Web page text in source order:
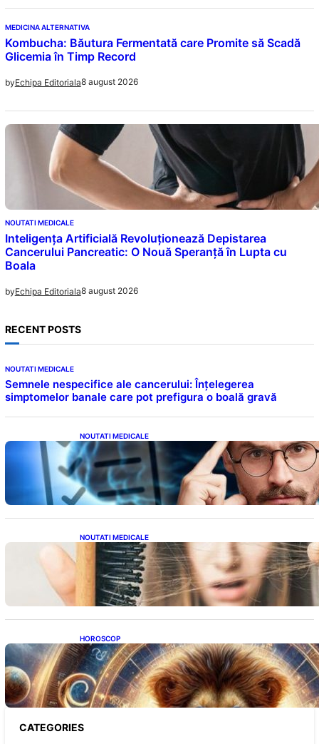
MEDICINA ALTERNATIVA
Kombucha: Băutura Fermentată care Promite să Scadă
Glicemia în Timp Record
byEchipa Editoriala8 august 2026
NOUTATI MEDICALE
Inteligența Artificială Revoluționează Depistarea
Cancerului Pancreatic: O Nouă Speranță în Lupta cu
Boala
byEchipa Editoriala8 august 2026
RECENT POSTS
NOUTATI MEDICALE
Semnele nespecifice ale cancerului: Înțelegerea
simptomelor banale care pot prefigura o boală gravă
NOUTATI MEDICALE
Inteligența dincolo de note: Semnele unui IQ
ridicat care nu țin de școală
NOUTATI MEDICALE
Semnele unei deficiențe de proteine:
Impactul asupra sănătății tale
HOROSCOP
Portalul Leului 8/8: Oportunități de
Abundență pentru Cinci Zodii în 2026
CATEGORIES